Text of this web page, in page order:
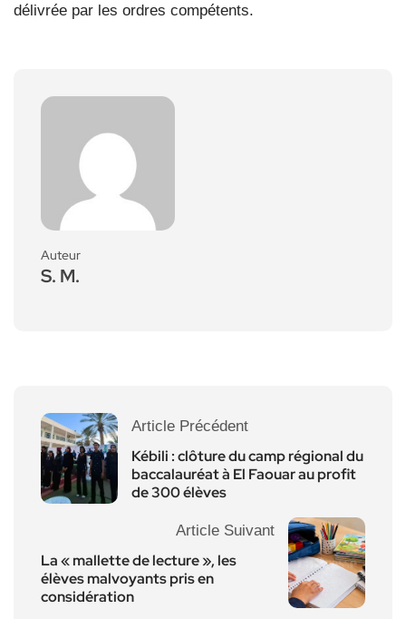
délivrée par les ordres compétents.
Auteur
S. M.
Article Précédent
Kébili : clôture du camp régional du
baccalauréat à El Faouar au profit
de 300 élèves
Article Suivant
La « mallette de lecture », les
élèves malvoyants pris en
considération